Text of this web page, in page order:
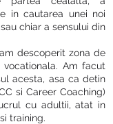
in cautarea unei noi
chiar a sensului din
descoperit zona de
Am facut
acesta, asa ca detin
si Career Coaching)
cu adultii, atat in
training.